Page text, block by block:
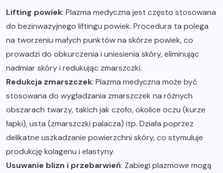
Lifting powiek: Plazma medyczna jest często stosowana
do bezinwazyjnego liftingu powiek. Procedura ta polega
na tworzeniu małych punktów na skórze powiek, co
prowadzi do obkurczenia i uniesienia skóry, eliminując
nadmiar skóry i redukując zmarszczki.
Redukcja zmarszczek: Plazma medyczna może być
stosowana do wygładzania zmarszczek na różnych
obszarach twarzy, takich jak czoło, okolice oczu (kurze
łapki), usta (zmarszczki palacza) itp. Działa poprzez
delikatne uszkadzanie powierzchni skóry, co stymuluje
produkcję kolagenu i elastyny.
Usuwanie blizn i przebarwień: Zabiegi plazmowe mogą